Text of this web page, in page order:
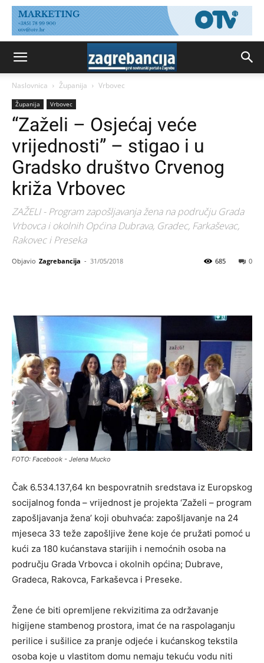
Naslovnica Županija Vrbovec
Županija Vrbovec
“Zaželi – Osjećaj veće
vrijednosti” – stigao i u
Gradsko društvo Crvenog
križa Vrbovec
ZAŽELI - Program zapošljavanja žena na području Grada
Vrbovca i okolnih Općina Dubrava, Gradec, Farkaševac,
Rakovec i Preseka
Objavio Zagrebancija - 31/05/2018 0
685
FOTO: Facebook - Jelena Mucko
Čak 6.534.137,64 kn bespovratnih sredstava iz Europskog
socijalnog fonda – vrijednost je projekta ‘Zaželi – program
zapošljavanja žena’ koji obuhvaća: zapošljavanje na 24
mjeseca 33 teže zapošljive žene koje će pružati pomoć u
kući za 180 kućanstava starijih i nemoćnih osoba na
području Grada Vrbovca i okolnih općina; Dubrave,
Gradeca, Rakovca, Farkaševca i Preseke.
Žene će biti opremljene rekvizitima za održavanje
higijene stambenog prostora, imat će na raspolaganju
perilice i sušilice za pranje odjeće i kućanskog tekstila
osoba koje u vlastitom domu nemaju tekuću vodu niti